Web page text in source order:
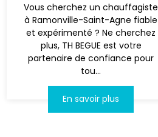
Vous cherchez un chauffagiste
à Ramonville-Saint-Agne fiable
et expérimenté ? Ne cherchez
plus, TH BEGUE est votre
partenaire de confiance pour
tou...
En savoir plus